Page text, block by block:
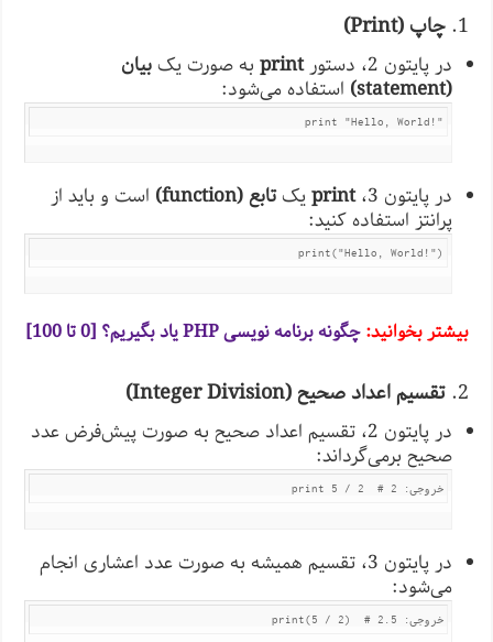
1. چاپ (Print)
در پایتون 2، دستور print به صورت یکبیان
(statement) استفاده می‌شود:
print "Hello, World!"
در پایتون 3، printیکتابع (function) است و باید از
پرانتز استفاده کنید:
print("Hello, World!")
بیشتر بخوانید:چگونه برنامه نویسی PHP یاد بگیریم؟ [0 تا 100]
2. تقسیم اعداد صحیح (Integer Division)
در پایتون 2، تقسیم اعداد صحیح به صورت پیش‌فرض عدد
صحیح برمی‌گرداند:
print 5 / 2  # خروجی: 2
در پایتون 3، تقسیم همیشه به صورت عدد اعشاری انجام
می‌شود:
print(5 / 2)  # خروجی: 2.5